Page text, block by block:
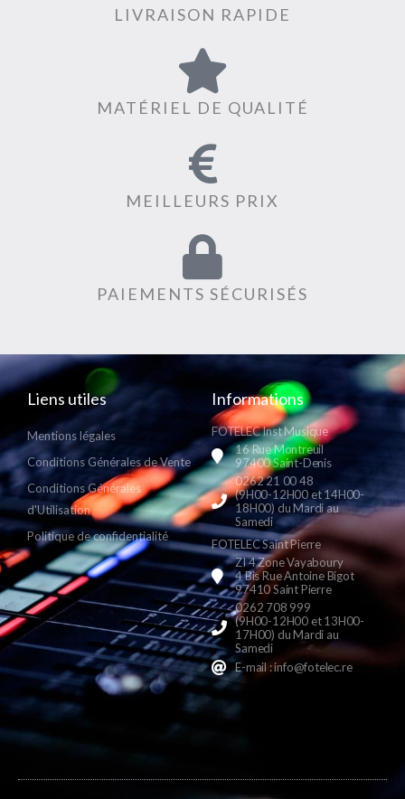
LIVRAISON RAPIDE
MATÉRIEL DE QUALITÉ
MEILLEURS PRIX
PAIEMENTS SÉCURISÉS
Liens utiles
Mentions légales
Conditions Générales de Vente
Conditions Générales
d'Utilisation
Politique de confidentialité
Informations
FOTELEC Inst Musique
16 Rue Montreuil
97400 Saint-Denis
0262 21 00 48
(9H00-12H00 et 14H00-
18H00) du Mardi au
Samedi
FOTELEC Saint Pierre
ZI 4 Zone Vayaboury
4 Bis Rue Antoine Bigot
97410 Saint Pierre
0262 708 999
(9H00-12H00 et 13H00-
17H00) du Mardi au
Samedi
E-mail : info@fotelec.re